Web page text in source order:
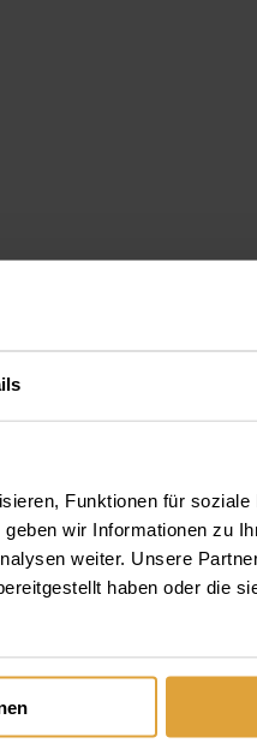
Funktionen für
wir Informationen zu
weiter. Unsere
haben oder die
sehen